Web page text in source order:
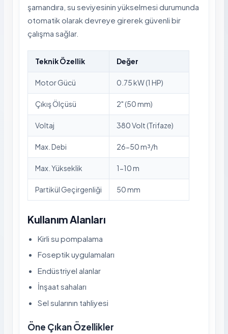
şamandıra, su seviyesinin yükselmesi durumunda
otomatik olarak devreye girerek güvenli bir
çalışma sağlar.
Teknik Özellik Değer
Motor Gücü 0.75 kW (1 HP)
Çıkış Ölçüsü 2" (50 mm)
Voltaj 380 Volt (Trifaze)
Max. Debi 26-50 m³/h
Max. Yükseklik 1-10 m
Partikül Geçirgenliği 50 mm
Kullanım Alanları
Kirli su pompalama
Foseptik uygulamaları
Endüstriyel alanlar
İnşaat sahaları
Sel sularının tahliyesi
Öne Çıkan Özellikler